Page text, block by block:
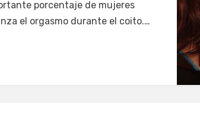
porcentaje de mujeres
el orgasmo durante el coito.…